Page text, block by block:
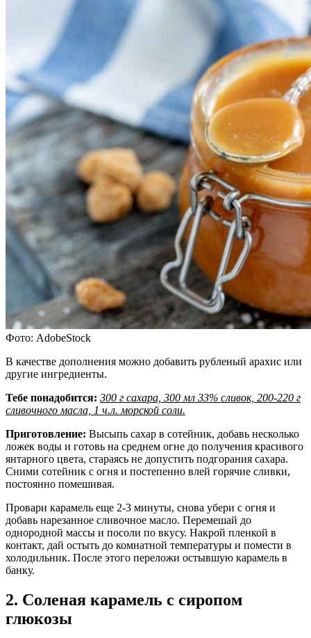
Фото: AdobeStock
В качестве дополнения можно добавить рубленый арахис или
другие ингредиенты.
Тебе понадобится: 300 г сахара, 300 мл 33% сливок, 200-220 г
сливочного масла, 1 ч.л. морской соли.
Приготовление: Высыпь сахар в сотейник, добавь несколько
ложек воды и готовь на среднем огне до получения красивого
янтарного цвета, стараясь не допустить подгорания сахара.
Сними сотейник с огня и постепенно влей горячие сливки,
постоянно помешивая.
Провари карамель еще 2-3 минуты, снова убери с огня и
добавь нарезанное сливочное масло. Перемешай до
однородной массы и посоли по вкусу. Накрой пленкой в
контакт, дай остыть до комнатной температуры и помести в
холодильник. После этого переложи остывшую карамель в
банку.
2. Соленая карамель с сиропом
глюкозы